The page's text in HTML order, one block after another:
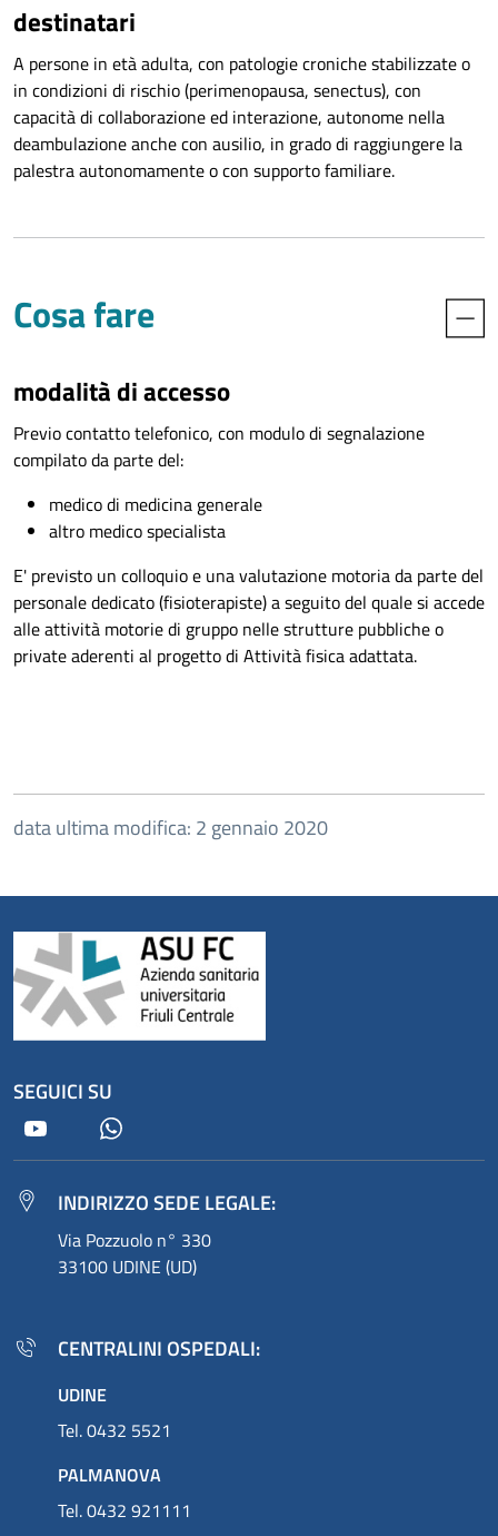
destinatari
A persone in età adulta, con patologie croniche stabilizzate o
in condizioni di rischio (perimenopausa, senectus), con
capacità di collaborazione ed interazione, autonome nella
deambulazione anche con ausilio, in grado di raggiungere la
palestra autonomamente o con supporto familiare.
Cosa fare
modalità di accesso
Previo contatto telefonico, con modulo di segnalazione
compilato da parte del:
medico di medicina generale
altro medico specialista
E' previsto un colloquio e una valutazione motoria da parte del
personale dedicato (fisioterapiste) a seguito del quale si accede
alle attività motorie di gruppo nelle strutture pubbliche o
private aderenti al progetto di Attività fisica adattata.
data ultima modifica: 2 gennaio 2020
SEGUICI SU
Youtube
INDIRIZZO SEDE LEGALE:
Via Pozzuolo n° 330
33100 UDINE (UD)
CENTRALINI OSPEDALI:
UDINE
Tel. 0432 5521
PALMANOVA
Tel. 0432 921111